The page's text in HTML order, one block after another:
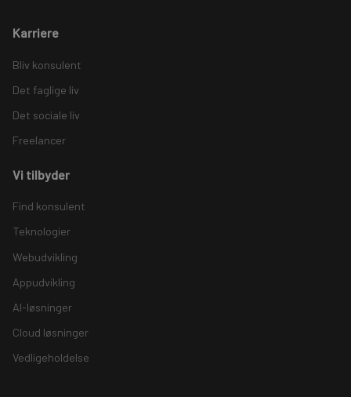
Karriere
Bliv konsulent
Det faglige liv
Det sociale liv
Freelancer
Vi tilbyder
Find konsulent
Teknologier
Webudvikling
Appudvikling
AI-løsninger
Cloud løsninger
Vedligeholdelse